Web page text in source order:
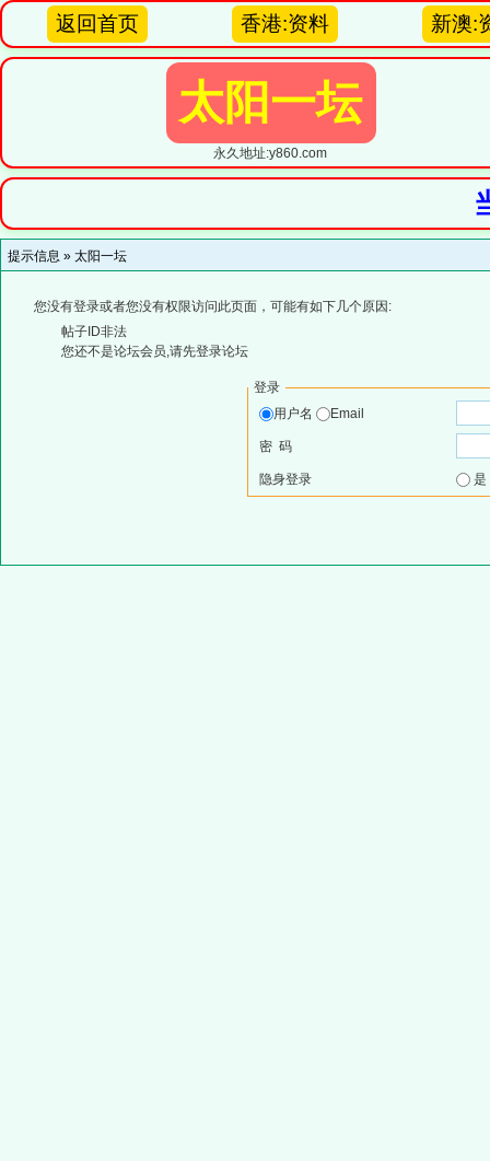
返回首页 香港:资料 新澳:
太阳一坛
永久地址:y860.com
提示信息 » 太阳一坛
您没有登录或者您没有权限访问此页面，可能有如下几个原因:
帖子ID非法
您还不是论坛会员,请先登录论坛
登录
用户名
Email
密 码
隐身登录